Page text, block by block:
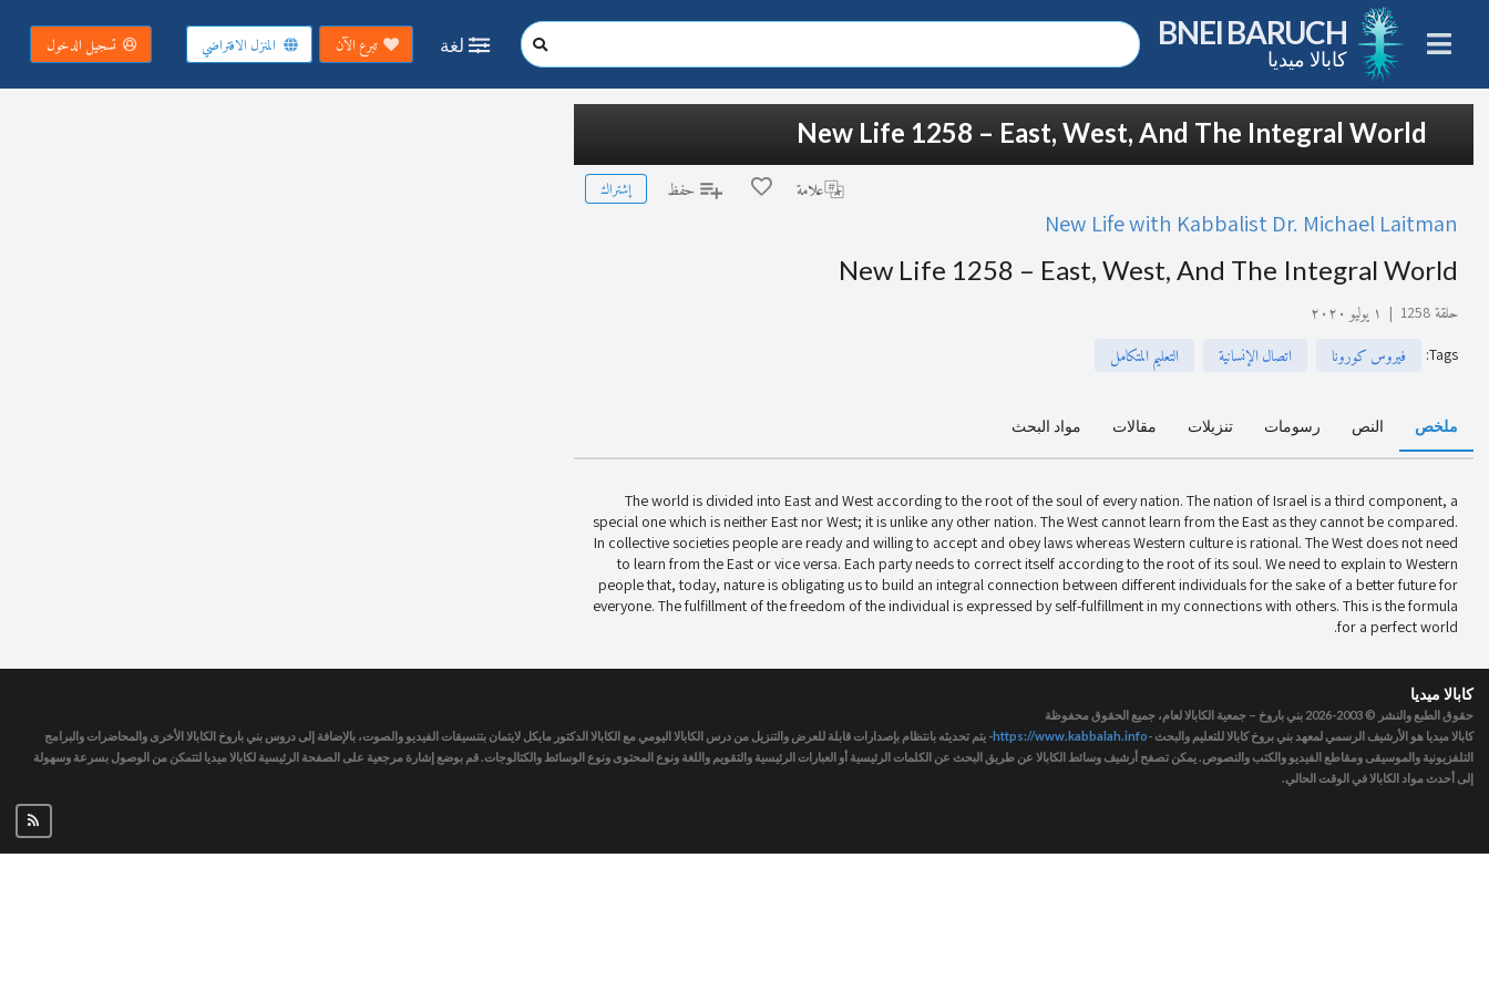
BNEI BARUCH
كابالا ميديا
لغة تبرع الآن المنزل الافتراضي تسجيل الدخول
New Life 1258 – East, West, And The Integral World
علامة حفظ إشتراك
New Life with Kabbalist Dr. Michael Laitman
New Life 1258 – East, West, And The Integral World
حلقة 1258 | ١ يوليو ٢٠٢٠
Tags
: فيروس كورونا اتصال الإنسانية التعليم المتكامل
ملخص النص رسومات تنزيلات مقالات مواد البحث
The world is divided into East and West according to the root of the soul of every nation. The nation of Israel is a third component, a
special one which is neither East nor West; it is unlike any other nation. The West cannot learn from the East as they cannot be compared.
In collective societies people are ready and willing to accept and obey laws whereas Western culture is rational. The West does not need
to learn from the East or vice versa. Each party needs to correct itself according to the root of its soul. We need to explain to Western
people that, today, nature is obligating us to build an integral connection between different individuals for the sake of a better future for
everyone. The fulfillment of the freedom of the individual is expressed by self-fulfillment in my connections with others. This is the formula
for a perfect world.
كابالا ميديا
حقوق الطبع والنشر © 2003-2026
بني باروخ – جمعية الكابالا لعام، جميع الحقوق محفوظة
كابالا ميديا هو الأرشيف الرسمي لمعهد بني بروخ كابالا للتعليم والبحث -https://www.kabbalah.info- يتم تحديثه بانتظام بإصدارات قابلة للعرض والتنزيل من درس الكابالا اليومي مع الكابالا الدكتور مايكل لايتمان بتنسيقات الفيديو والصوت، بالإضافة إلى دروس بني باروخ الكابالا الأخرى والمحاضرات والبرامج
التلفزيونية والموسيقى ومقاطع الفيديو والكتب والنصوص. يمكن تصفح أرشيف وسائط الكابالا عن طريق البحث عن الكلمات الرئيسية أو العبارات الرئيسية والتقويم واللغة ونوع المحتوى ونوع الوسائط والكتالوجات. قم بوضع إشارة مرجعية على الصفحة الرئيسية لكابالا ميديا لتتمكن من الوصول بسرعة وسهولة
إلى أحدث مواد الكابالا في الوقت الحالي.